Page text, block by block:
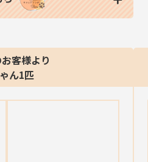
客様より
ん1匹